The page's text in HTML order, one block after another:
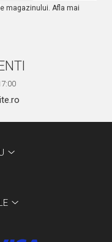
magazinului. Afla mai